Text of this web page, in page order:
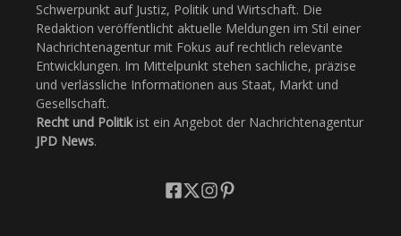
Schwerpunkt auf Justiz, Politik und Wirtschaft. Die
Redaktion veröffentlicht aktuelle Meldungen im Stil einer
Nachrichtenagentur mit Fokus auf rechtlich relevante
Entwicklungen. Im Mittelpunkt stehen sachliche, präzise
und verlässliche Informationen aus Staat, Markt und
Gesellschaft.
Recht und Politikist ein Angebot der Nachrichtenagentur
JPD News.